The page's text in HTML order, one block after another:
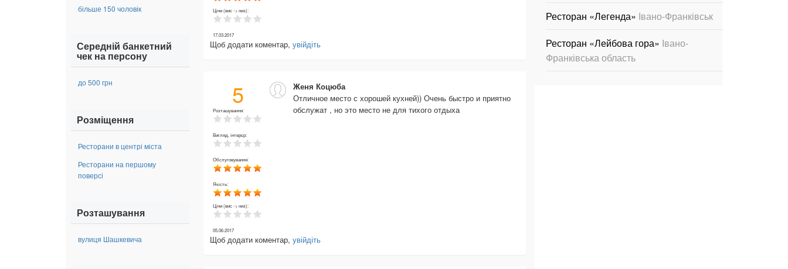
більше 150 чоловік
Середній банкетний
чек на персону
до 500 грн
Розміщення
Ресторани в центрі міста
Ресторани на першому
поверсі
Розташування
вулиця Шашкевича
Ціни (вис -> низ):
17.03.2017
Щоб додати коментар, увійдіть
5
Розташування:
Вигляд, інтерєр:
Обслуговування:
Якість:
Ціни (вис -> низ):
Женя Коцюба
Отличное место с хорошей кухней)) Очень быстро и приятно
обслужат , но это место не для тихого отдыха
05.06.2017
Щоб додати коментар, увійдіть
Ресторан «Легенда» Івано-Франківськ
Ресторан «Лейбова гора» Івано-
Франківська область